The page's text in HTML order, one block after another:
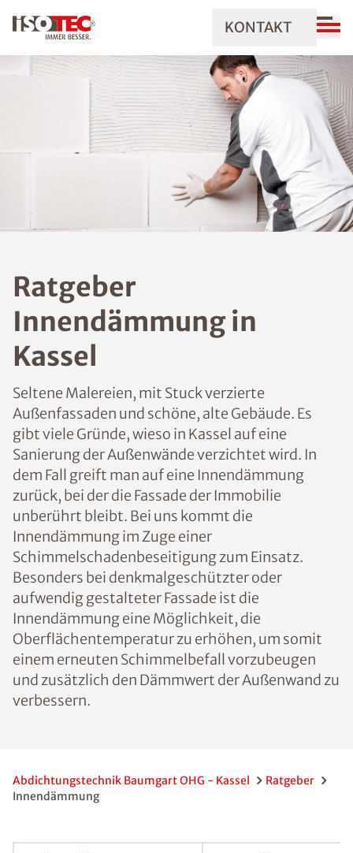
KONTAKT
Ratgeber
Innendämmung in
Kassel
Seltene Malereien, mit Stuck verzierte
Außenfassaden und schöne, alte Gebäude. Es
gibt viele Gründe, wieso in Kassel auf eine
Sanierung der Außenwände verzichtet wird. In
dem Fall greift man auf eine Innendämmung
zurück, bei der die Fassade der Immobilie
unberührt bleibt. Bei uns kommt die
Innendämmung im Zuge einer
Schimmelschadenbeseitigung zum Einsatz.
Besonders bei denkmalgeschützter oder
aufwendig gestalteter Fassade ist die
Innendämmung eine Möglichkeit, die
Oberflächentemperatur zu erhöhen, um somit
einem erneuten Schimmelbefall vorzubeugen
und zusätzlich den Dämmwert der Außenwand zu
verbessern.
Abdichtungstechnik Baumgart OHG - Kassel
Ratgeber
Innendämmung